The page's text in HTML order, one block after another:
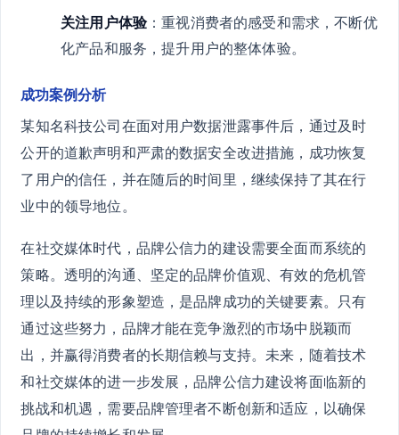
关注用户体验：重视消费者的感受和需求，不断优
化产品和服务，提升用户的整体体验。
成功案例分析
某知名科技公司在面对用户数据泄露事件后，通过及时
公开的道歉声明和严肃的数据安全改进措施，成功恢复
了用户的信任，并在随后的时间里，继续保持了其在行
业中的领导地位。
在社交媒体时代，品牌公信力的建设需要全面而系统的
策略。透明的沟通、坚定的品牌价值观、有效的危机管
理以及持续的形象塑造，是品牌成功的关键要素。只有
通过这些努力，品牌才能在竞争激烈的市场中脱颖而
出，并赢得消费者的长期信赖与支持。未来，随着技术
和社交媒体的进一步发展，品牌公信力建设将面临新的
挑战和机遇，需要品牌管理者不断创新和适应，以确保